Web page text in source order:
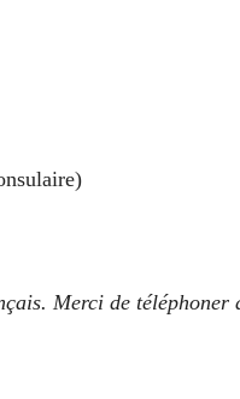
Merci de téléphoner